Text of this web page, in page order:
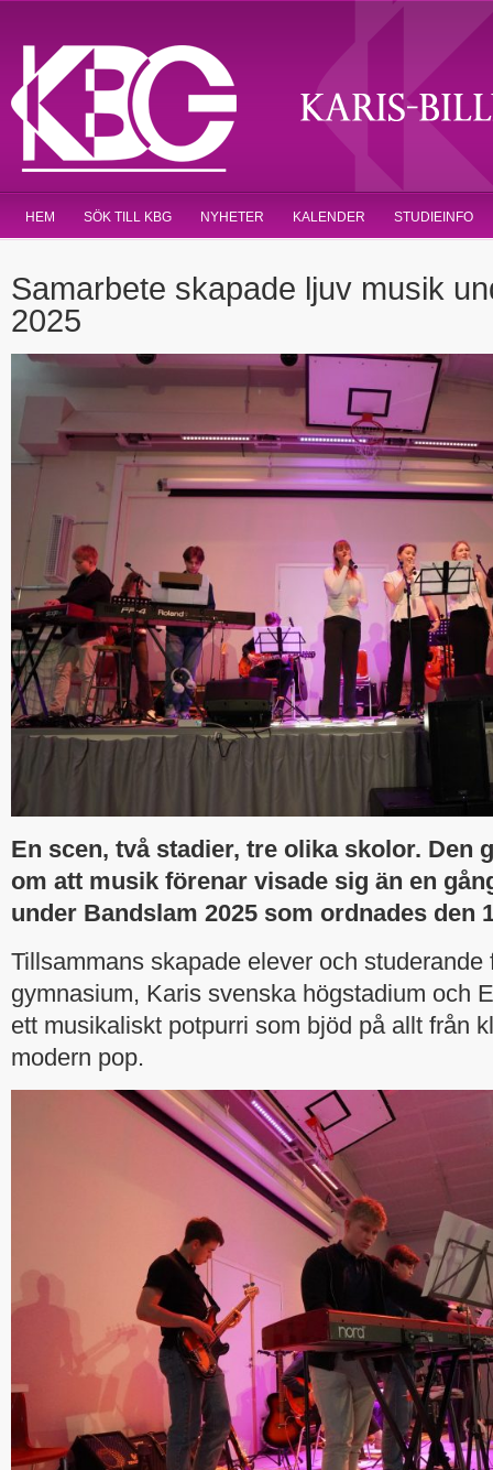
HEM SÖK TILL KBG NYHETER KALENDER STUDIEINFO
Samarbete skapade ljuv musik
2025
En scen, två stadier, tre olika skolor. Den
om att musik förenar visade sig än en
under Bandslam 2025 som ordnades den
Tillsammans skapade elever och
gymnasium, Karis svenska högstadium och
ett musikaliskt potpurri som bjöd på allt från
modern pop.